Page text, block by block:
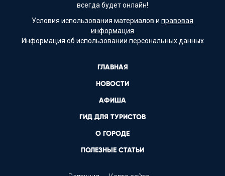
всегда будет онлайн!
Условия использования материалов и правовая
информация
Информация об использовании персональных данных
ГЛАВНАЯ
НОВОСТИ
АФИША
ГИД ДЛЯ ТУРИСТОВ
О ГОРОДЕ
ПОЛЕЗНЫЕ СТАТЬИ